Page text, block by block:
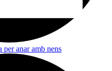
anar amb nens